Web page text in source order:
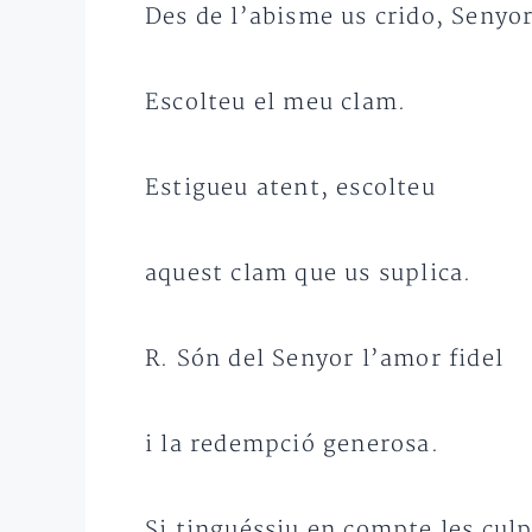
Des de l’abisme us crido,
Escolteu el meu clam.
Estigueu atent, escolteu
aquest clam que us suplica.
R. Són del Senyor l’amor fidel
i la redempció generosa.